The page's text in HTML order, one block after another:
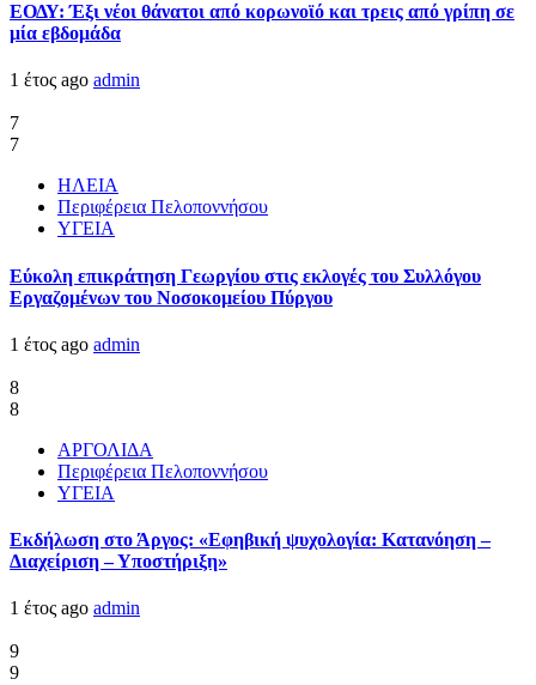
ΕΟΔΥ: Έξι νέοι θάνατοι από κορωνοϊό και τρεις από γρίπη σε
μία εβδομάδα
1 έτος ago admin
7
7
ΗΛΕΙΑ
Περιφέρεια Πελοποννήσου
ΥΓΕΙΑ
Εύκολη επικράτηση Γεωργίου στις εκλογές του Συλλόγου
Εργαζομένων του Νοσοκομείου Πύργου
1 έτος ago admin
8
8
ΑΡΓΟΛΙΔΑ
Περιφέρεια Πελοποννήσου
ΥΓΕΙΑ
Εκδήλωση στο Άργος: «Εφηβική ψυχολογία: Κατανόηση –
Διαχείριση – Υποστήριξη»
1 έτος ago admin
9
9